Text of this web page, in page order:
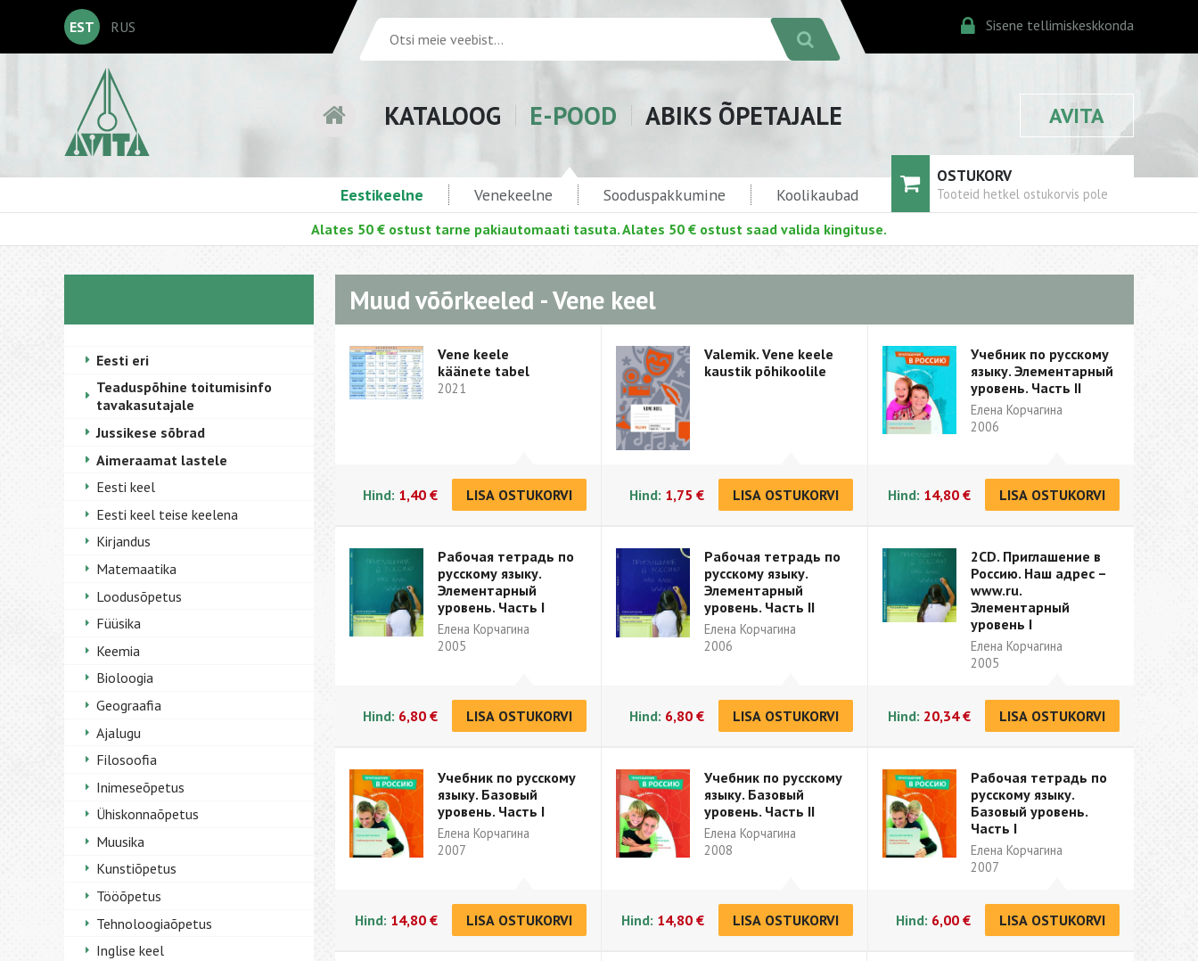
EST RUS Sisene tellimiskeskkonda
KATALOOG E-POOD ABIKS ÕPETAJALE AVITA
Eestikeelne Venekeelne Sooduspakkumine Koolikaubad
OSTUKORV
Tooteid hetkel ostukorvis pole
Alates 50 € ostust tarne pakiautomaati tasuta. Alates 50 € ostust saad valida kingituse.
Eesti eri
Teaduspõhine toitumisinfo
tavakasutajale
Jussikese sõbrad
Aimeraamat lastele
Eesti keel
Eesti keel teise keelena
Kirjandus
Matemaatika
Loodusõpetus
Füüsika
Keemia
Bioloogia
Geograafia
Ajalugu
Filosoofia
Inimeseõpetus
Ühiskonnaõpetus
Muusika
Kunstiõpetus
Tööõpetus
Tehnoloogiaõpetus
Inglise keel
Muud võõrkeeled - Vene keel
Vene keele
käänete tabel
2021
Hind: 1,40 € LISA OSTUKORVI
Valemik. Vene keele
kaustik põhikoolile
Hind: 1,75 € LISA OSTUKORVI
Учебник по русскому
языку. Элементарный
уровень. Часть II
Елена Корчагина
2006
Hind: 14,80 € LISA OSTUKORVI
Рабочая тетрадь по
русскому языку.
Элементарный
уровень. Часть I
Елена Корчагина
2005
Hind: 6,80 € LISA OSTUKORVI
Рабочая тетрадь по
русскому языку.
Элементарный
уровень. Часть II
Елена Корчагина
2006
Hind: 6,80 € LISA OSTUKORVI
2CD. Приглашение в
Россию. Наш адрес –
www.ru.
Элементарный
уровень I
Елена Корчагина
2005
Hind: 20,34 € LISA OSTUKORVI
Учебник по русскому
языку. Базовый
уровень. Часть I
Елена Корчагина
2007
Hind: 14,80 € LISA OSTUKORVI
Учебник по русскому
языку. Базовый
уровень. Часть II
Елена Корчагина
2008
Hind: 14,80 € LISA OSTUKORVI
Рабочая тетрадь по
русскому языку.
Базовый уровень.
Часть I
Елена Корчагина
2007
Hind: 6,00 € LISA OSTUKORVI